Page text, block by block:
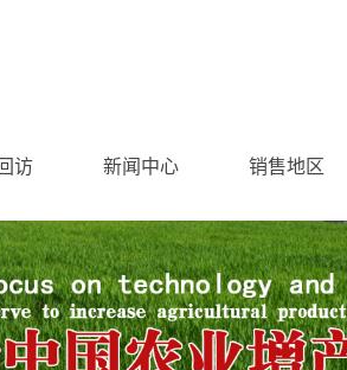
访 新闻中心 销售地区